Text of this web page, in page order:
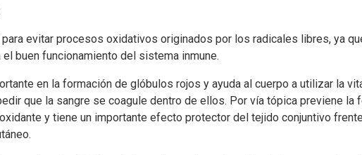
evitar procesos oxidativos originados por los radicales libres, ya
buen funcionamiento del sistema inmune.
en la formación de glóbulos rojos y ayuda al cuerpo a utilizar la
que la sangre se coagule dentro de ellos. Por vía tópica previene la
y tiene un importante efecto protector del tejido conjuntivo